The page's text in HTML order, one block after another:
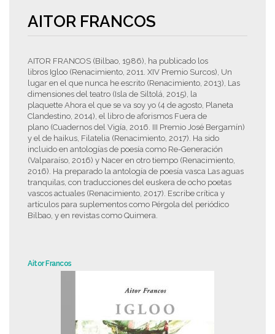
AITOR FRANCOS
AITOR FRANCOS (Bilbao, 1986), ha publicado los
libros Igloo (Renacimiento, 2011. XIV Premio Surcos), Un
lugar en el que nunca he escrito (Renacimiento, 2013), Las
dimensiones del teatro (Isla de Siltolá, 2015), la
plaquette Ahora el que se va soy yo (4 de agosto, Planeta
Clandestino, 2014), el libro de aforismos Fuera de
plano (Cuadernos del Vigía, 2016. III Premio José Bergamín)
y el de haikus, Filatelia (Renacimiento, 2017). Ha sido
incluido en antologías de poesía como Re-Generación
(Valparaíso, 2016) y Nacer en otro tiempo (Renacimiento,
2016). Ha preparado la antología de poesía vasca Las aguas
tranquilas, con traducciones del euskera de ocho poetas
vascos actuales (Renacimiento, 2017). Escribe crítica y
artículos para suplementos como Pérgola del periódico
Bilbao, y en revistas como Quimera.
Aitor Francos